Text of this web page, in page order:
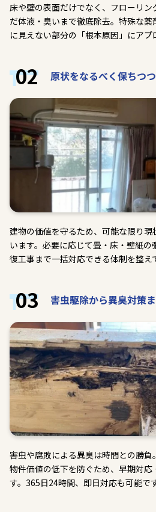
床や壁の表面だけでなく、フローリ
だ体液・臭いまで徹底除去。特殊な
に見えない部分の「根本原因」にアプ
02 原状をなるべく保ちつ
建物の価値を守るため、可能な限り
います。必要に応じて畳・床・壁紙
復工事まで一括対応できる体制を整え
03 害虫駆除から異臭対策
害虫や腐敗による異臭は時間との勝
物件価値の低下を防ぐため、早期対
す。365日24時間、即日対応も可能です